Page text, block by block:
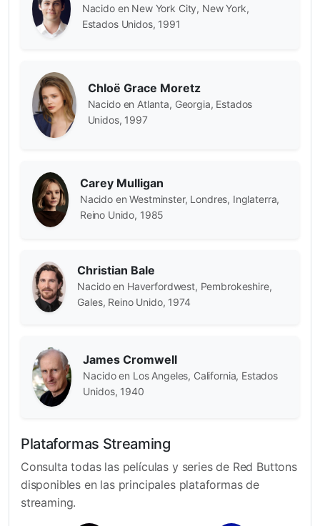
Nacido en New York City, New York,
Estados Unidos, 1991
Chloë Grace Moretz
Nacido en Atlanta, Georgia, Estados
Unidos, 1997
Carey Mulligan
Nacido en Westminster, Londres, Inglaterra,
Reino Unido, 1985
Christian Bale
Nacido en Haverfordwest, Pembrokeshire,
Gales, Reino Unido, 1974
James Cromwell
Nacido en Los Angeles, California, Estados
Unidos, 1940
Plataformas Streaming
Consulta todas las películas y series de Red Buttons
disponibles en las principales plataformas de
streaming.